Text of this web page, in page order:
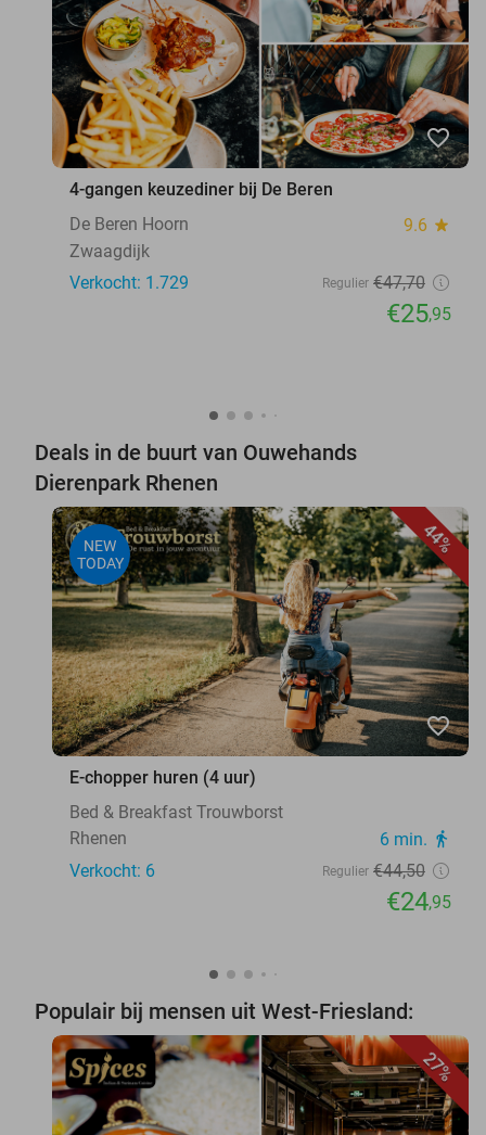
favorite_border
4-gangen keuzediner bij De Beren
De Beren Hoorn
9.6 star
Zwaagdijk
Verkocht: 1.729
Regulier €47,70
€25,95
Deals in de buurt van Ouwehands
Dierenpark Rhenen
44%
NEW
TODAY
favorite_border
E-chopper huren (4 uur)
Bed & Breakfast Trouwborst
Rhenen
6 min. directions_walk
Verkocht: 6 Regulier €44,50
€24,95
Populair bij mensen uit West-Friesland:
27%